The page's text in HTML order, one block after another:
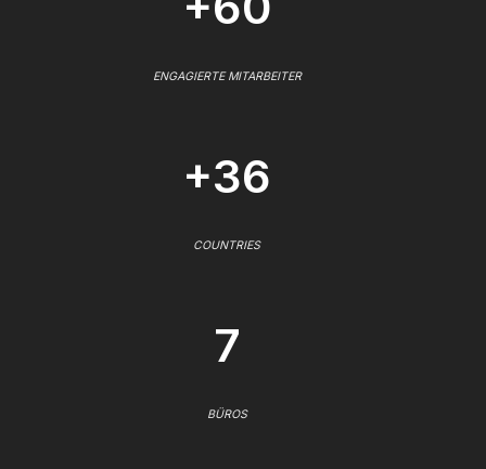
ENGAGIERTE MITARBEITER
+36
COUNTRIES
7
BÜROS